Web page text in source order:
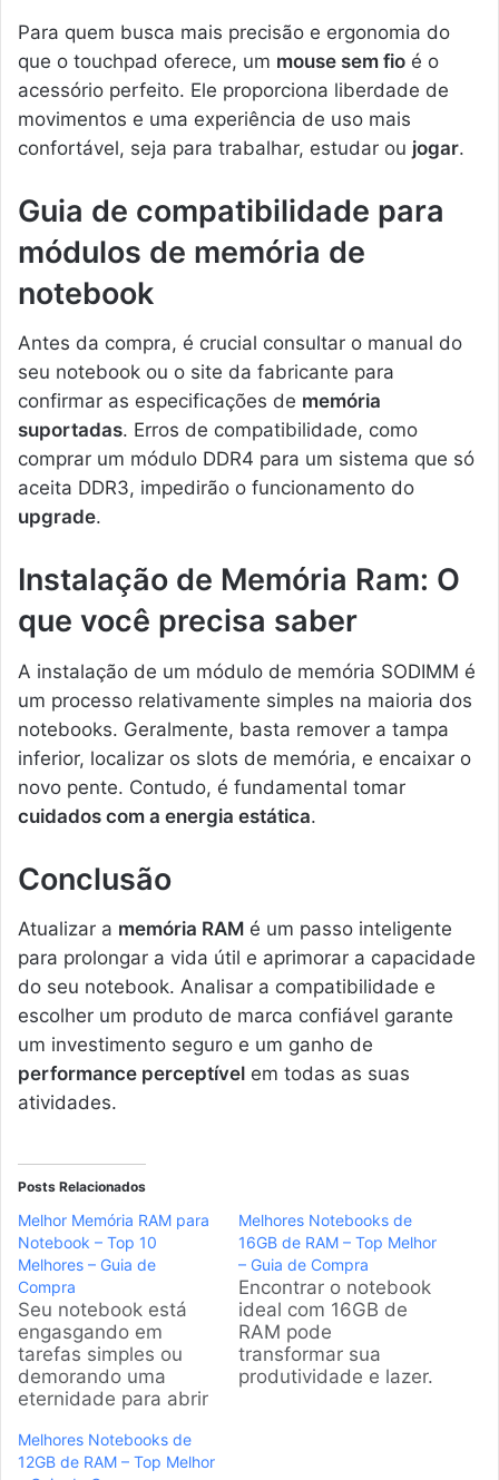
Para quem busca mais precisão e ergonomia do
que o touchpad oferece, um mouse sem fio é o
acessório perfeito. Ele proporciona liberdade de
movimentos e uma experiência de uso mais
confortável, seja para trabalhar, estudar ou jogar.
Guia de compatibilidade para
módulos de memória de
notebook
Antes da compra, é crucial consultar o manual do
seu notebook ou o site da fabricante para
confirmar as especificações de memória
suportadas. Erros de compatibilidade, como
comprar um módulo DDR4 para um sistema que só
aceita DDR3, impedirão o funcionamento do
upgrade.
Instalação de Memória Ram: O
que você precisa saber
A instalação de um módulo de memória SODIMM é
um processo relativamente simples na maioria dos
notebooks. Geralmente, basta remover a tampa
inferior, localizar os slots de memória, e encaixar o
novo pente. Contudo, é fundamental tomar
cuidados com a energia estática.
Conclusão
Atualizar a memória RAM é um passo inteligente
para prolongar a vida útil e aprimorar a capacidade
do seu notebook. Analisar a compatibilidade e
escolher um produto de marca confiável garante
um investimento seguro e um ganho de
performance perceptível em todas as suas
atividades.
Posts Relacionados
Melhor Memória RAM para
Notebook – Top 10
Melhores – Guia de
Compra
Seu notebook está
engasgando em
tarefas simples ou
demorando uma
eternidade para abrir
solução pode ser
mais simples e barata
Melhores Notebooks de
16GB de RAM – Top Melhor
– Guia de Compra
Encontrar o notebook
ideal com 16GB de
RAM pode
transformar sua
produtividade e lazer.
Melhores Notebooks de
12GB de RAM – Top Melhor